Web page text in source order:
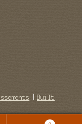
Built